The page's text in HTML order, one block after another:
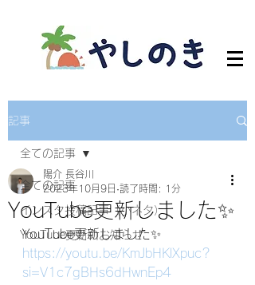
記事
全ての記事
インスタ投稿記事（小ネタ）
YouTube更新のお知らせ
全ての記事
YouTube更新しました✨
陽介 長谷川
2023年10月9日 読了時間: 1分
YouTube更新しました✨
https://youtu.be/KmJbHKlXpuc?
si=V1c7gBHs6dHwnEp4